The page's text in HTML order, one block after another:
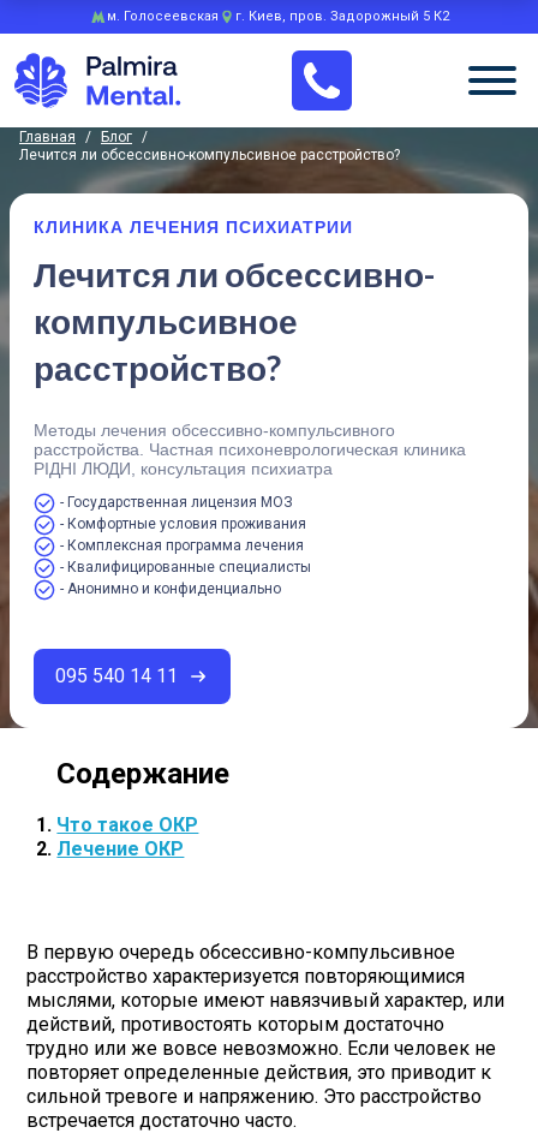
м. Голосеевская г. Киев, пров. Задорожный 5 К2
Главная / Блог
/
Лечится ли обсессивно-компульсивное расстройство?
КЛИНИКА ЛЕЧЕНИЯ ПСИХИАТРИИ
Лечится ли обсессивно-
компульсивное
расстройство?
Методы лечения обсессивно-компульсивного
расстройства. Частная психоневрологическая клиника
РІДНІ ЛЮДИ, консультация психиатра
- Государственная лицензия МОЗ
- Комфортные условия проживания
- Комплексная программа лечения
- Квалифицированные специалисты
- Анонимно и конфиденциально
095 540 14 11
Что такое ОКР
Лечение ОКР
В первую очередь обсессивно-компульсивное
расстройство характеризуется повторяющимися
мыслями, которые имеют навязчивый характер, или
действий, противостоять которым достаточно
трудно или же вовсе невозможно. Если человек не
повторяет определенные действия, это приводит к
сильной тревоге и напряжению. Это расстройство
встречается достаточно часто.